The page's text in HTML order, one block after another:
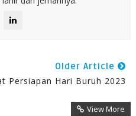
Older Article
Persiapan Hari Buruh 2023
View More